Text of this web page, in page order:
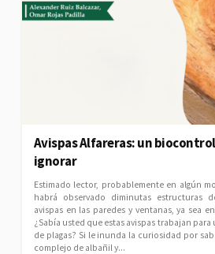
Avispas Alfareras: un
ignorar
Estimado lector, probablemente en algún
habrá observado diminutas estructuras
avispas en las paredes y ventanas, ya sea
¿Sabía usted que estas avispas trabajan
de plagas? Si le inunda la curiosidad por
complejo de albañil y...